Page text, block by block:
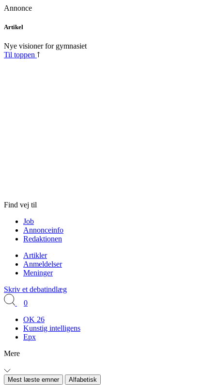
Annonce
Skip
content
Artikel
Nye visioner for gymnasiet
Til toppen
Find vej til
Job
Annonceinfo
Redaktionen
Artikler
Anmeldelser
Meninger
Skriv et debatindlæg
0
OK 26
Kunstig intelligens
Epx
Mere
Mest læste emner Alfabetisk